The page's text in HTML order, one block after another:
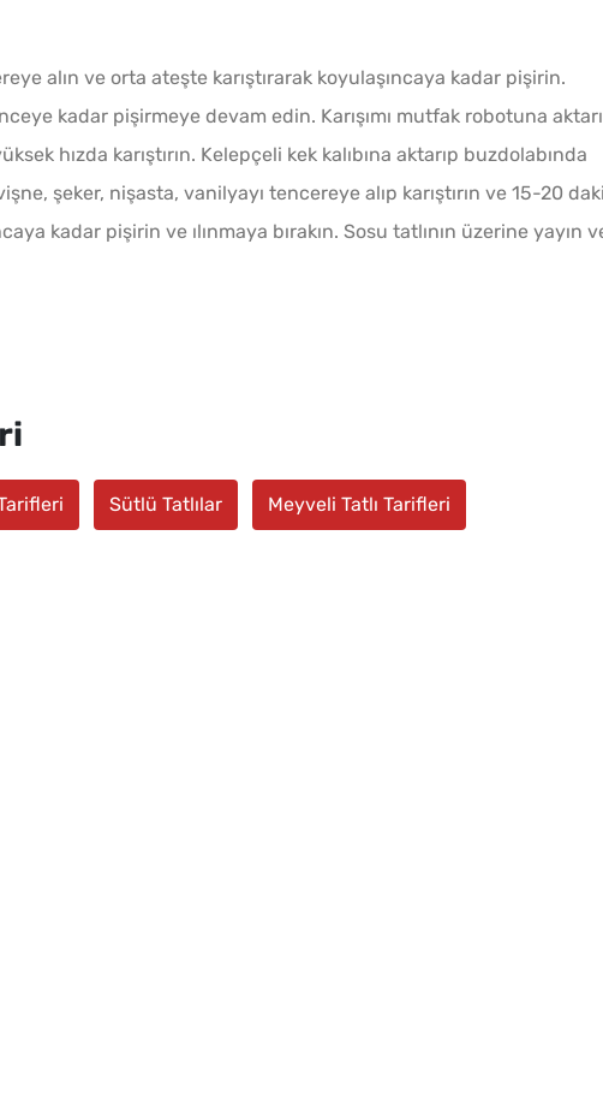
alın ve orta ateşte karıştırarak koyulaşıncaya kadar pişirin.
kadar pişirmeye devam edin. Karışımı mutfak robotuna
hızda karıştırın. Kelepçeli kek kalıbına aktarıp buzdolabında
şeker, nişasta, vanilyayı tencereye alıp karıştırın ve 15-20
kadar pişirin ve ılınmaya bırakın. Sosu tatlının üzerine yayın
Sütlü Tatlılar Meyveli Tatlı Tarifleri